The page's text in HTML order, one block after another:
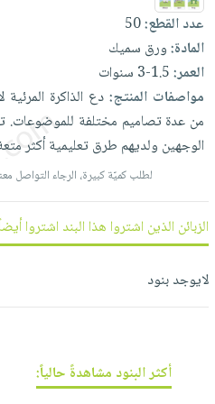
العناية
بالأسنان
الحمية
والتغذية
أدوات
المائدة
الأوعية
والتخزين
أدوات
المطبخ
الأكثر
مبيعاً
العودة
للمدارس
اكسسوارات
كتب
اكسسوارات
اكسسوارات
ملابس
مطرزات
حقائب
عناية
بالذات
شحن
مجاني
بنود
مختارة
اشتراكات
كل
الاشتراكات
القراءة
iKitab
حدود
بحث
نيل
الشركة
حسابك
الأمنيات
عدد القطع:50
المادة:ورق سميك
العمر:1.5-3 سنوات
مواصفات المنتج: دع الذاكرة المرئية
من عدةتصاميم مختلفة للموضوعات.
الوجهين ولديهم طرقتعليميةأكثر
لطلب كميّة كبيرة، الرجاء التواصل
الزبائن الذين اشتروا هذا البند اشتروا
لايوجد بنود
أكثر البنود مشاهدةً حالياً: